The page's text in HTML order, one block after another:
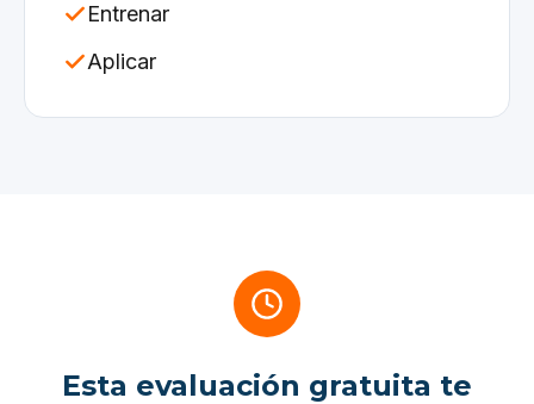
Entrenar
Aplicar
Esta evaluación gratuita te